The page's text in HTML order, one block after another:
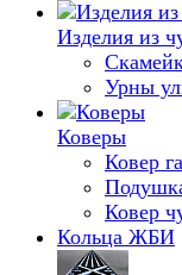
Изделия из
Урны
Коверы
Ковер
Ковер
Кольца ЖБИ